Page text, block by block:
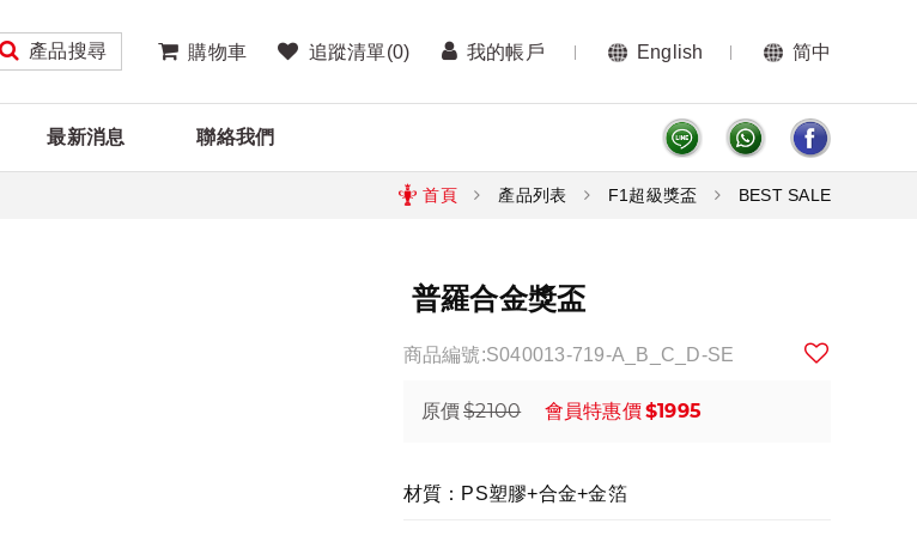
產品搜尋 購物車 追蹤清單(0) 我的帳戶 English 简中
最新消息 聯絡我們
首頁 產品列表 F1超級獎盃 BEST SALE
普羅合金獎盃
商品編號:S040013-719-A_B_C_D-SE
原價$2100 會員特惠價$1995
材質：PS塑膠+合金+金箔